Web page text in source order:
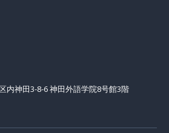
内神田3-8-6 神田外語学院8号館3階